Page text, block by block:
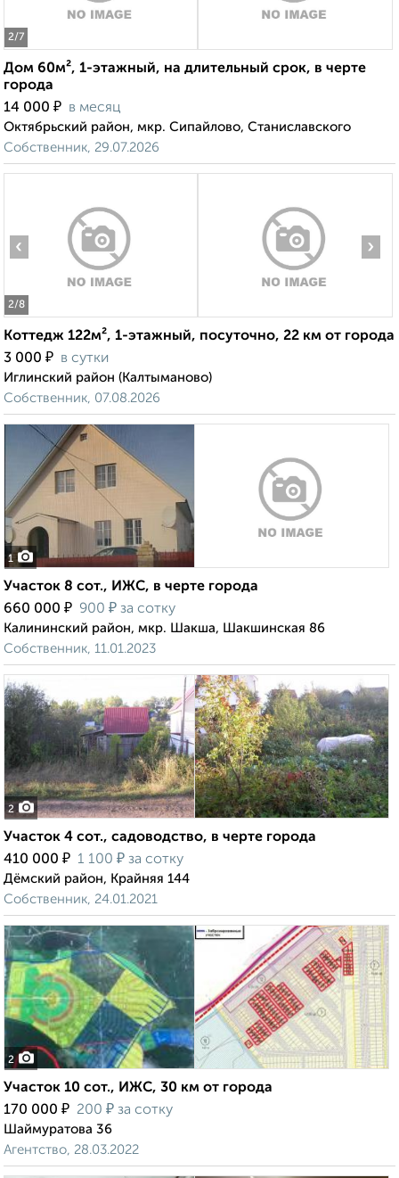
2/7
Дом 60м², 1-этажный, на длительный срок, в черте
города
14 000 ₽ в месяц
Октябрьский район, мкр. Сипайлово, Станиславского
Собственник, 29.07.2026
2/8
‹ ›
Коттедж 122м², 1-этажный, посуточно, 22 км от города
3 000 ₽ в сутки
Иглинский район (Калтыманово)
Собственник, 07.08.2026
1
Участок 8 сот., ИЖС, в черте города
660 000 ₽ 900 ₽ за сотку
Калининский район, мкр. Шакша, Шакшинская 86
Собственник, 11.01.2023
2
Участок 4 сот., садоводство, в черте города
410 000 ₽ 1 100 ₽ за сотку
Дёмский район, Крайняя 144
Собственник, 24.01.2021
2
Участок 10 сот., ИЖС, 30 км от города
170 000 ₽ 200 ₽ за сотку
Шаймуратова 36
Агентство, 28.03.2022